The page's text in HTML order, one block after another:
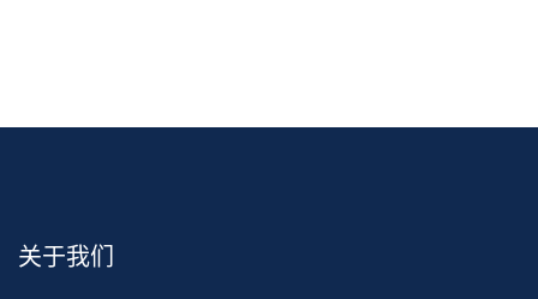
关于我们